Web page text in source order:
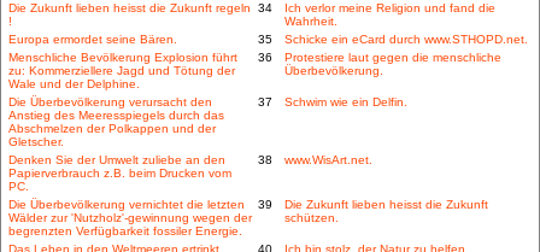
Die Zukunft lieben heisst die Zukunft regeln
!
34
Ich verlor meine Religion und fand die
Wahrheit.
Europa ermordet seine Bären.
35
Schicke ein eCard durch www.STHOPD.net.
Menschliche Bevölkerung Explosion führt
zu: Kommerziellere Jagd und Tötung der
Wale und der Delphine.
36
Protestiere laut gegen die menschliche
Überbevölkerung.
Die Überbevölkerung verursacht den
Anstieg des Meeresspiegels durch das
Abschmelzen der Polkappen und der
Gletscher.
37 Schwim wie ein Delfin.
Denken Sie der Umwelt zuliebe an den
Papierverbrauch z.B. beim Drucken vom
PC.
38 www.WisArt.net.
Die Überbevölkerung vernichtet die letzten
Wälder zur 'Nutzholz'-gewinnung wegen der
begrenzten Verfügbarkeit fossiler Energie.
39
Die Zukunft lieben heisst die Zukunft
schützen.